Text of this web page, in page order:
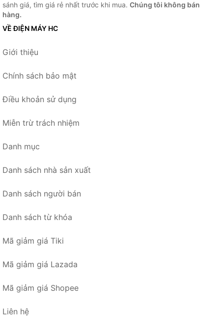
sánh giá, tìm giá rẻ nhất trước khi mua. Chúng tôi không bán
hàng.
VỀ ĐIỆN MÁY HC
Giới thiệu
Chính sách bảo mật
Điều khoản sử dụng
Miễn trừ trách nhiệm
Danh mục
Danh sách nhà sản xuất
Danh sách người bán
Danh sách từ khóa
Mã giảm giá Tiki
Mã giảm giá Lazada
Mã giảm giá Shopee
Liên hệ